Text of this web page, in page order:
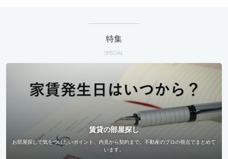
特集
SPECIAL
賃貸の部屋探し
お部屋探しで気をつけたいポイント、内見から契約まで。不動産のプロの視点でまとめて
います。